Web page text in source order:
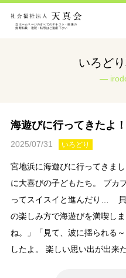
いろど
海遊びに行ってきたよ！
2025/07/31 いろどり
宮地浜に海遊びに行ってきま
に大喜びの子どもたち。 プカ
ってスイスイと進んだり… 貝
の楽しみ方で海遊びを満喫し
ね。」「見て、波に揺られる
したよ。 楽しい思い出が出来